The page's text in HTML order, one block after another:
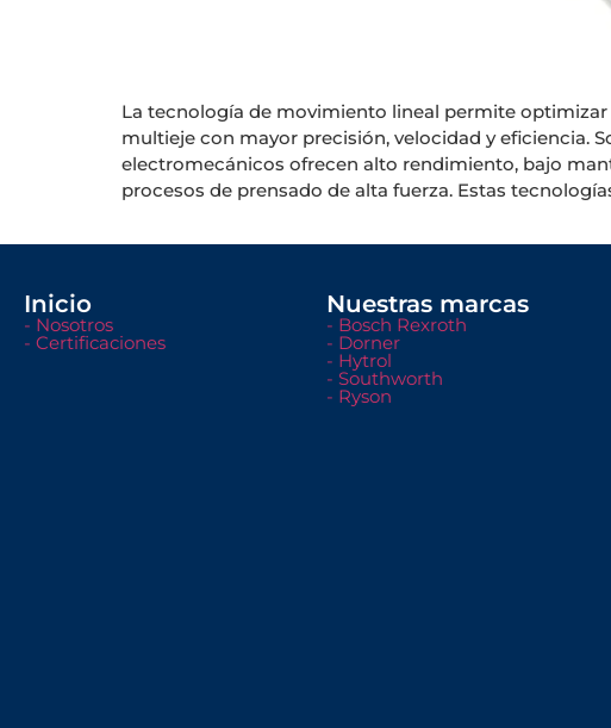
La tecnología de movimiento lineal permite
multieje con mayor precisión, velocidad y eficiencia.
electromecánicos ofrecen alto rendimiento, bajo
procesos de prensado de alta fuerza. Estas
Inicio
- Nosotros
- Certificaciones
Nuestras marcas
- Bosch Rexroth
- Dorner
- Hytrol
- Southworth
- Ryson